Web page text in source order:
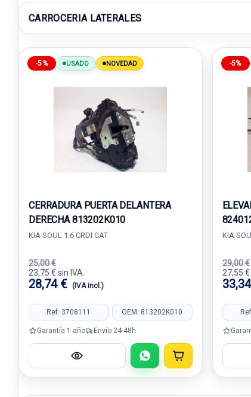
CARROCERIA LATERALES
-5% USADO NOVEDAD
CERRADURA PUERTA DELANTERA
DERECHA 813202K010
KIA SOUL 1.6 CRDI CAT
25,00 €
23,75 € sin IVA.
28,74 € (IVA incl.)
Ref: 3708111 OEM: 813202K010
Garantía 1 año Envío 24-48h
-5%
KIA
29,00 €
27,55 €